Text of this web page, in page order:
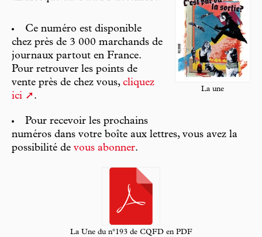
La une
Ce numéro est disponible
chez près de 3 000 marchands de
journaux partout en France.
Pour retrouver les points de
vente près de chez vous, cliquez
ici
.
Pour recevoir les prochains
numéros dans votre boîte aux lettres, vous avez la
possibilité de vous abonner.
La Une du n°193 de CQFD en PDF